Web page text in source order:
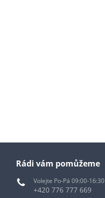
Rádi vám pomůžeme
Volejte Po-Pá 09:00-16:30
+420 776 777 669